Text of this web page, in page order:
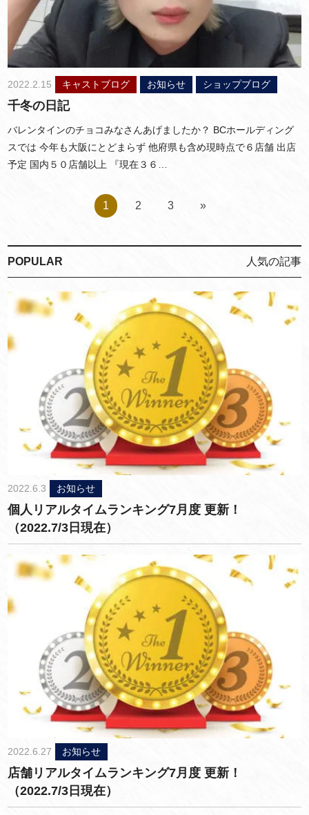
2022.2.15 キャストブログ お知らせ ショップブログ
千冬の日記
バレンタインのチョコみなさんあげましたか？ BCホールディング
スでは 今年も大阪にとどまらず 他府県も含め現時点で６店舗 出店
予定 国内５０店舗以上 『現在３６…
1 2 3 »
POPULAR 人気の記事
2022.6.3 お知らせ
個人リアルタイムランキング7月度 更新！
（2022.7/3日現在）
2022.6.27 お知らせ
店舗リアルタイムランキング7月度 更新！
（2022.7/3日現在）